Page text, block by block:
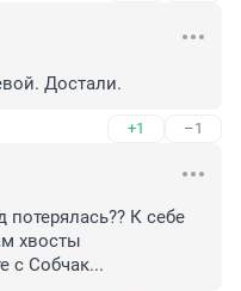
Достали.
+1 –1
К себе
хвосты
с Собчак...